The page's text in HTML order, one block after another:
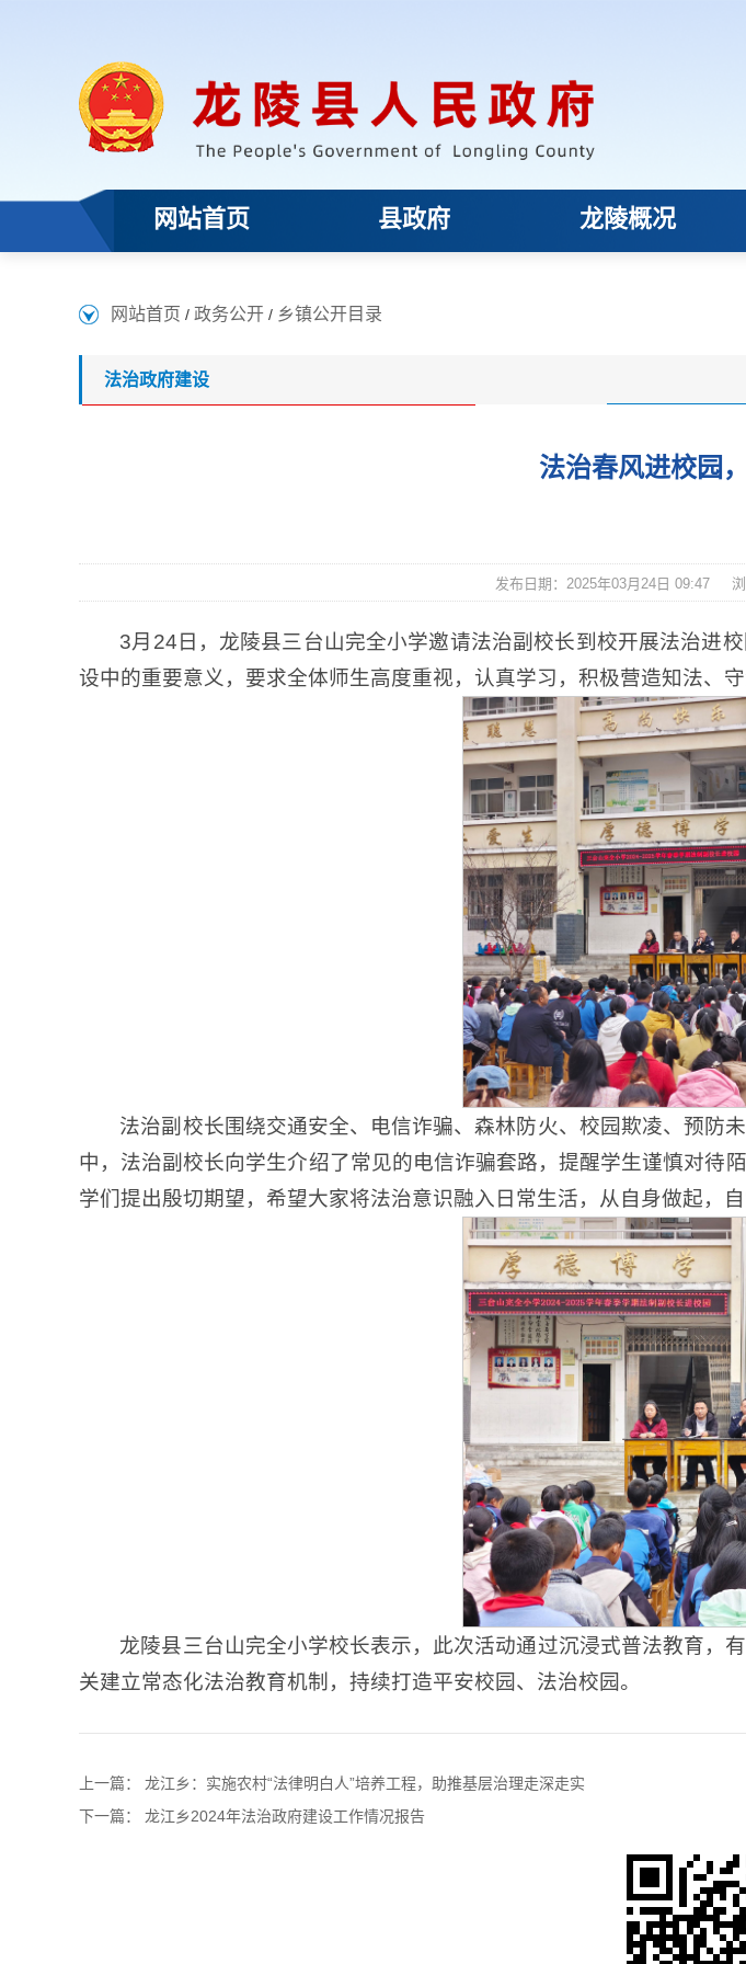
网站首页 县政府 龙陵概况
网站首页 / 政务公开 / 乡镇公开目录
法治政府建设
法治春风进校园
发布日期：2025年03月24日 09:47
3月24日，龙陵县三台山完全小学邀请法治副校长到校开展法治进
设中的重要意义，要求全体师生高度重视，认真学习，积极营造知法、守
法治副校长围绕交通安全、电信诈骗、森林防火、校园欺凌、预防
中，法治副校长向学生介绍了常见的电信诈骗套路，提醒学生谨慎对待
学们提出殷切期望，希望大家将法治意识融入日常生活，从自身做起，
龙陵县三台山完全小学校长表示，此次活动通过沉浸式普法教育，
关建立常态化法治教育机制，持续打造平安校园、法治校园。
上一篇： 龙江乡：实施农村“法律明白人”培养工程，助推基层治理走深走实
下一篇： 龙江乡2024年法治政府建设工作情况报告